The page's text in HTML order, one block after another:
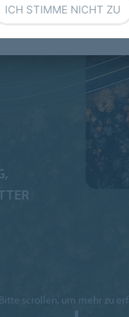
E
Bitte scrollen, um mehr zu
ICH STIMME NICHT ZU